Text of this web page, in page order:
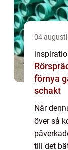
04
Rörspräckning
förnya
schakt
När
över så
till det